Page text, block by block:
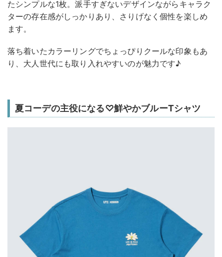
たシンプルな1枚。派手すぎないデザインながらキャラク
ターの存在感がしっかりあり、さりげなく個性を楽しめ
ます。
落ち着いたカラーリングでちょっぴりクールな印象もあ
り、大人世代にも取り入れやすいのが魅力です♪
夏コーデの主役になる♡鮮やかブルーTシャツ